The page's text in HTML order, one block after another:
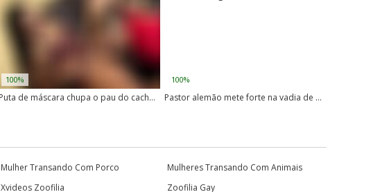
100%
Puta de máscara chupa o pau do cachorro até ele explodir de tesão
100%
Pastor alemão mete forte na vadia de cu gostoso
Mulher Transando Com Porco
Mulheres Transando Com Animais
Xvideos Zoofilia Zoofilia Gay